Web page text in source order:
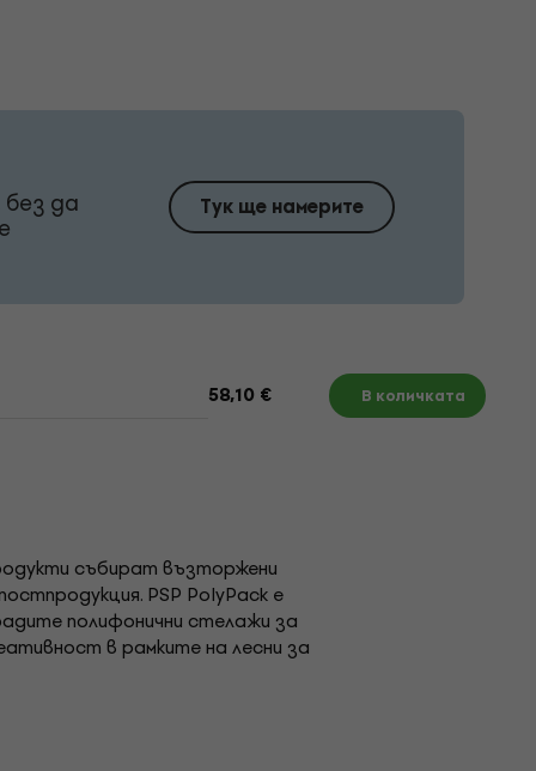
да Тук ще намерите
58,10 € В количката
събират възторжени
PSP PolyPack е
полифонични стелажи за
в рамките на лесни за